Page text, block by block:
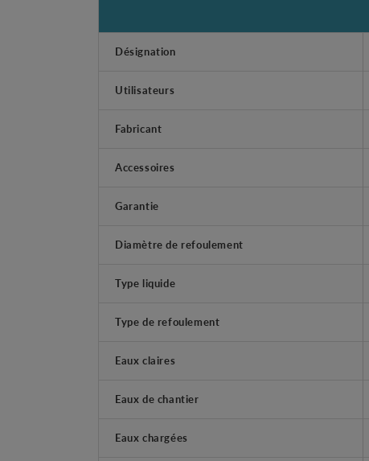
Désignation
Utilisateurs
Fabricant
Accessoires
Garantie
Diamètre de refoulement
Type liquide
Type de refoulement
Eaux claires
Eaux de chantier
Eaux chargées